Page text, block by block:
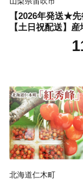
【2026年発送★先
【土日祝配送】
インマスカット
（2房～3房）※
笛吹市 山梨県 フ
ぶどう 葡萄 大粒
スカット おすす
マスカット 贈答
笛吹市 シャイン
笛吹 葡萄 国産 ぶ
国産 1.2kg 先行｜
北海道仁木町